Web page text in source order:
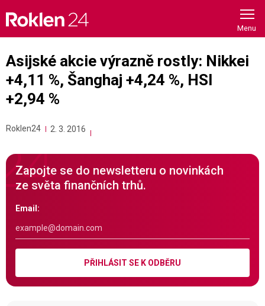
content
Asijské akcie výrazně rostly: Nikkei
+4,11 %, Šanghaj +4,24 %, HSI
+2,94 %
Roklen24 2. 3. 2016
Zapojte se do newsletteru o novinkách
ze světa finančních trhů.
Email:
PŘIHLÁSIT SE K ODBĚRU